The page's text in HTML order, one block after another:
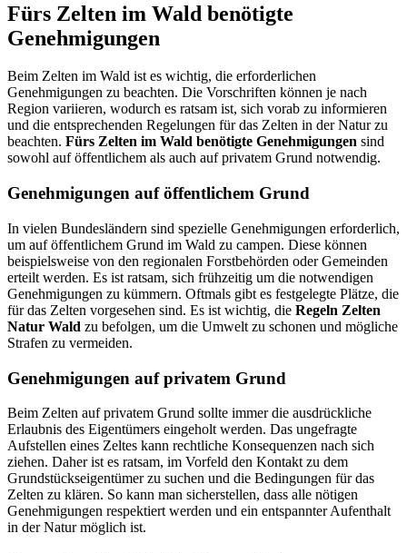
Fürs Zelten im Wald benötigte
Genehmigungen
Beim Zelten im Wald ist es wichtig, die erforderlichen
Genehmigungen zu beachten. Die Vorschriften können je nach
Region variieren, wodurch es ratsam ist, sich vorab zu informieren
und die entsprechenden Regelungen für das Zelten in der Natur zu
beachten. Fürs Zelten im Wald benötigte Genehmigungen sind
sowohl auf öffentlichem als auch auf privatem Grund notwendig.
Genehmigungen auf öffentlichem Grund
In vielen Bundesländern sind spezielle Genehmigungen erforderlich,
um auf öffentlichem Grund im Wald zu campen. Diese können
beispielsweise von den regionalen Forstbehörden oder Gemeinden
erteilt werden. Es ist ratsam, sich frühzeitig um die notwendigen
Genehmigungen zu kümmern. Oftmals gibt es festgelegte Plätze, die
für das Zelten vorgesehen sind. Es ist wichtig, die Regeln Zelten
Natur Wald zu befolgen, um die Umwelt zu schonen und mögliche
Strafen zu vermeiden.
Genehmigungen auf privatem Grund
Beim Zelten auf privatem Grund sollte immer die ausdrückliche
Erlaubnis des Eigentümers eingeholt werden. Das ungefragte
Aufstellen eines Zeltes kann rechtliche Konsequenzen nach sich
ziehen. Daher ist es ratsam, im Vorfeld den Kontakt zu dem
Grundstückseigentümer zu suchen und die Bedingungen für das
Zelten zu klären. So kann man sicherstellen, dass alle nötigen
Genehmigungen respektiert werden und ein entspannter Aufenthalt
in der Natur möglich ist.